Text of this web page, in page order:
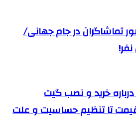
تماشاگران در جام جهانی/
خرید و نصب گیت
تا تنظیم حساسیت و علت